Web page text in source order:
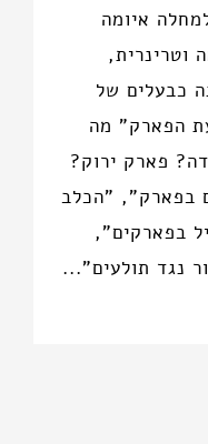
איומה
וטרינרית,
כבעלים של
הפארק" מה
פארק ירוק?
בפארק", "הכלב
בפארקים",
נגד תולעים"...